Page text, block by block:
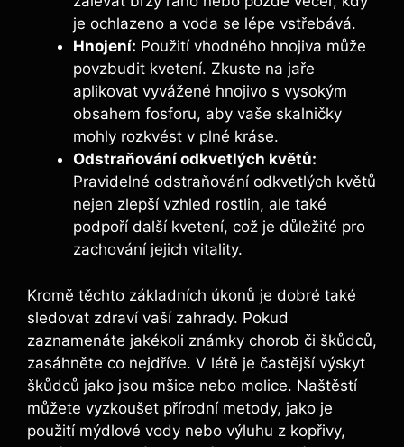
je ochlazeno a voda se lépe vstřebává.
Hnojení: Použití vhodného hnojiva může
povzbudit kvetení. Zkuste na jaře
aplikovat vyvážené hnojivo s vysokým
obsahem fosforu, aby vaše skalničky
mohly rozkvést v plné kráse.
Odstraňování odkvetlých květů:
Pravidelné odstraňování odkvetlých květů
nejen zlepší vzhled rostlin, ale také
podpoří další kvetení, což je důležité pro
zachování jejich vitality.
Kromě těchto základních úkonů je dobré také
sledovat zdraví vaší zahrady. Pokud
zaznamenáte jakékoli známky chorob či škůdců,
zasáhněte co nejdříve. V létě je častější výskyt
škůdců jako jsou mšice nebo molice. Naštěstí
můžete vyzkoušet přírodní metody, jako je
použití mýdlové vody nebo výluhu z kopřivy,